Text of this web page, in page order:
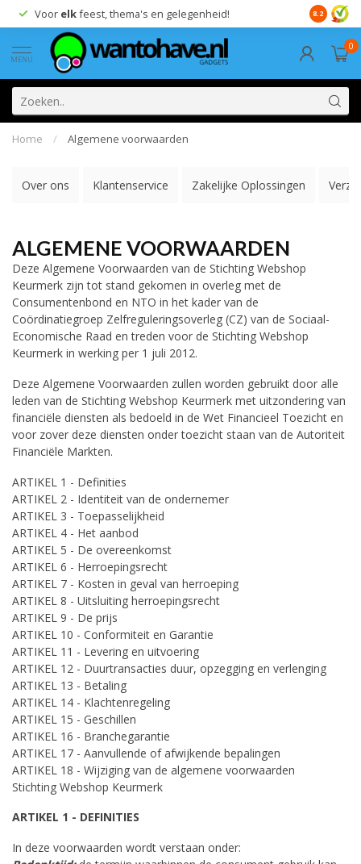
Voor 17.00 besteld,morgenin huis! * Gratis
8.2
MENU
0
Home / Algemene voorwaarden
Over ons Klantenservice Zakelijke Oplossingen
ALGEMENE VOORWAARDEN
Deze Algemene Voorwaarden van de Stichting Webshop
Keurmerk zijn tot stand gekomen in overleg met de
Consumentenbond en NTO in het kader van de
Coördinatiegroep Zelfreguleringsoverleg (CZ) van de Sociaal-
Economische Raad en treden voor de Stichting Webshop
Keurmerk in werking per 1 juli 2012.
Deze Algemene Voorwaarden zullen worden gebruikt door alle
leden van de Stichting Webshop Keurmerk met uitzondering van
financiële diensten als bedoeld in de Wet Financieel Toezicht en
voor zover deze diensten onder toezicht staan van de Autoriteit
Financiële Markten.
ARTIKEL 1 - Definities
ARTIKEL 2 - Identiteit van de ondernemer
ARTIKEL 3 - Toepasselijkheid
ARTIKEL 4 - Het aanbod
ARTIKEL 5 - De overeenkomst
ARTIKEL 6 - Herroepingsrecht
ARTIKEL 7 - Kosten in geval van herroeping
ARTIKEL 8 - Uitsluiting herroepingsrecht
ARTIKEL 9 - De prijs
ARTIKEL 10 - Conformiteit en Garantie
ARTIKEL 11 - Levering en uitvoering
ARTIKEL 12 - Duurtransacties duur, opzegging en verlenging
ARTIKEL 13 - Betaling
ARTIKEL 14 - Klachtenregeling
ARTIKEL 15 - Geschillen
ARTIKEL 16 - Branchegarantie
ARTIKEL 17 - Aanvullende of afwijkende bepalingen
ARTIKEL 18 - Wijziging van de algemene voorwaarden
Stichting Webshop Keurmerk
ARTIKEL 1 - DEFINITIES
In deze voorwaarden wordt verstaan onder: